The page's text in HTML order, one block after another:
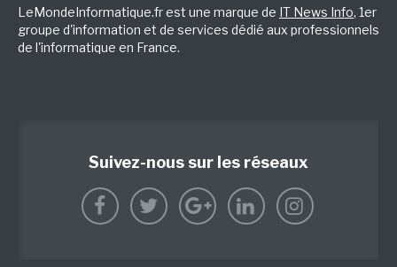
LeMondeInformatique.fr est une marque de IT News Info, 1er
groupe d'information et de services dédié aux professionnels
de l'informatique en France.
Suivez-nous sur les réseaux